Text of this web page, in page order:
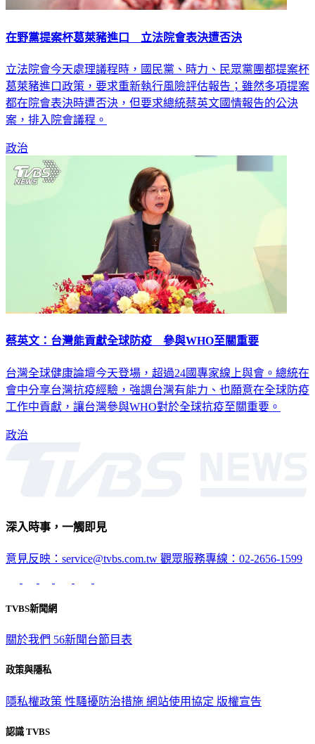
在野黨提案杯葛萊豬進口 立法院會表決遭否決
立法院會今天處理議程時，國民黨、時力、民眾黨團都提案杯
葛萊豬進口政策，要求重新執行風險評估報告；雖然多項提案
都在院會表決時遭否決，但要求總統蔡英文國情報告的公決
案，排入院會議程。
政治
蔡英文：台灣能貢獻全球防疫 參與WHO至關重要
台灣全球健康論壇今天登場，超過24國專家線上與會。總統在
會中分享台灣抗疫經驗，強調台灣有能力、也願意在全球防疫
工作中貢獻，讓台灣參與WHO對於全球抗疫至關重要。
政治
深入時事，一觸即見
意見反映：service@tvbs.com.tw 觀眾服務專線：02-2656-1599
TVBS新聞網
關於我們 56新聞台節目表
政策與隱私
隱私權政策 性騷擾防治措施 網站使用協定 版權宣告
認識 TVBS